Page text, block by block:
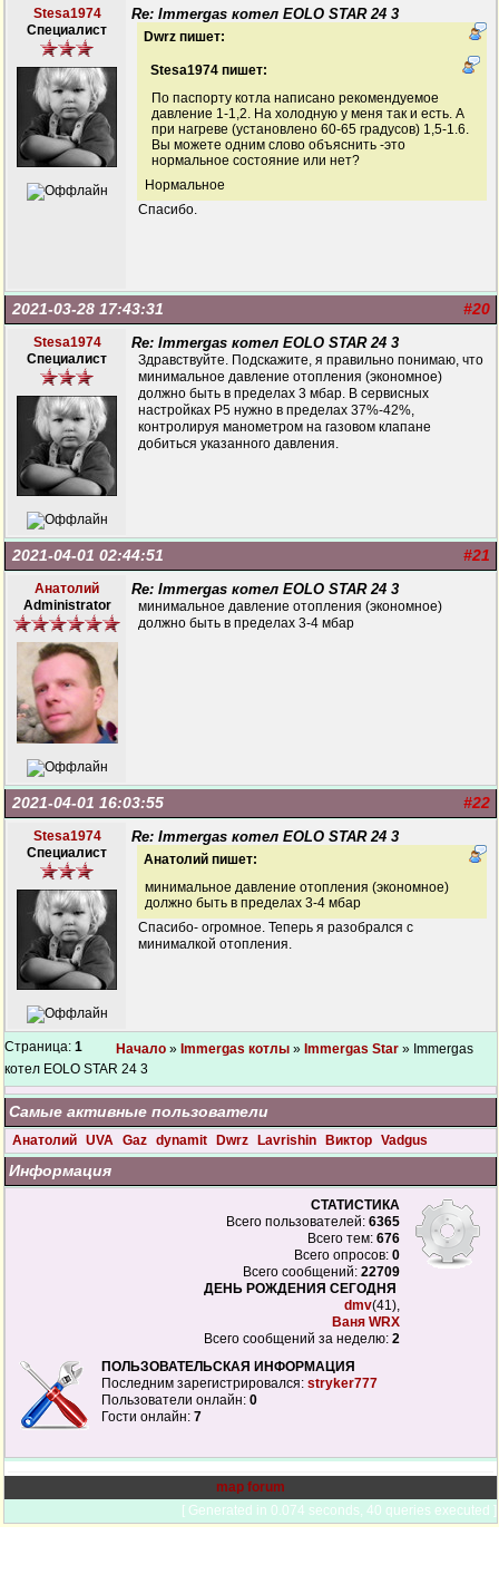
Stesa1974
Специалист
Re: Immergas котел EOLO STAR 24 3
Dwrz пишет:
Stesa1974 пишет:
По паспорту котла написано рекомендуемое
давление 1-1,2. На холодную у меня так и есть. А
при нагреве (установлено 60-65 градусов) 1,5-1.6.
Вы можете одним слово объяснить -это
нормальное состояние или нет?
Нормальное
Спасибо.
#20
2021-03-28 17:43:31
Stesa1974
Специалист
Re: Immergas котел EOLO STAR 24 3
Здравствуйте. Подскажите, я правильно понимаю, что
минимальное давление отопления (экономное)
должно быть в пределах 3 мбар. В сервисных
настройках Р5 нужно в пределах 37%-42%,
контролируя манометром на газовом клапане
добиться указанного давления.
#21
2021-04-01 02:44:51
Анатолий
Administrator
Re: Immergas котел EOLO STAR 24 3
минимальное давление отопления (экономное)
должно быть в пределах 3-4 мбар
#22
2021-04-01 16:03:55
Stesa1974
Специалист
Re: Immergas котел EOLO STAR 24 3
Анатолий пишет:
минимальное давление отопления (экономное)
должно быть в пределах 3-4 мбар
Спасибо- огромное. Теперь я разобрался с
минималкой отопления.
Страница: 1 Начало » Immergas котлы » Immergas Star » Immergas
котел EOLO STAR 24 3
Самые активные пользователи
Анатолий UVA Gaz dynamit Dwrz Lavrishin Виктор Vadgus
Информация
СТАТИСТИКА
Всего пользователей: 6365
Всего тем: 676
Всего опросов: 0
Всего сообщений: 22709
ДЕНЬ РОЖДЕНИЯ СЕГОДНЯ
dmv(41),
Ваня WRX
Всего сообщений за неделю: 2
ПОЛЬЗОВАТЕЛЬСКАЯ ИНФОРМАЦИЯ
Последним зарегистрировался: stryker777
Пользователи онлайн: 0
Гости онлайн: 7
map forum
[ Generated in 0.074 seconds, 40 queries executed ]